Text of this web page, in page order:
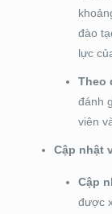
đào
lực
Theo
đánh
viên
Cập nhật
Cập
được